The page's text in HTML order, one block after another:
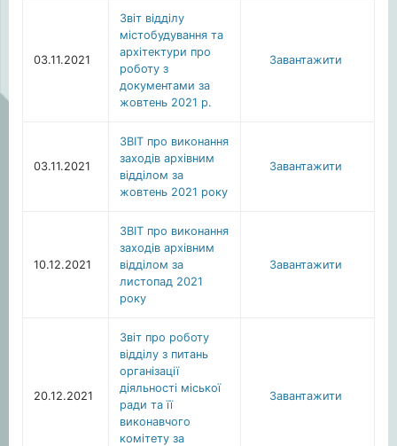
03.11.2021
Звіт відділу
містобудування та
архітектури про
роботу з
документами за
жовтень 2021 р.
Завантажити
03.11.2021
ЗВІТ про виконання
заходів архівним
відділом за
жовтень 2021 року
Завантажити
10.12.2021
ЗВІТ про виконання
заходів архівним
відділом за
листопад 2021
року
Завантажити
20.12.2021
Звіт про роботу
відділу з питань
організації
діяльності міської
ради та її
виконавчого
комітету за
Завантажити